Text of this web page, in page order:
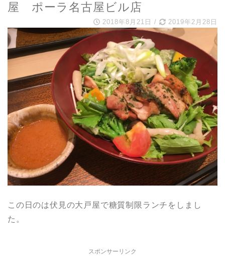
屋 ポーラ名古屋ビル店
2018年8月21日 / 2019年2月28日
この日のは伏見の大戸屋で糖質制限ランチをしまし
た。
スポンサーリンク